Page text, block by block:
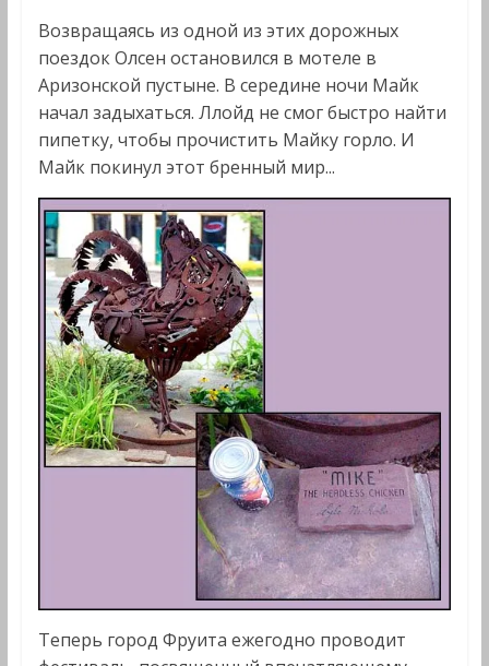
Возвращаясь из одной из этих дорожных
поездок Олсен остановился в мотеле в
Аризонской пустыне. В середине ночи Майк
начал задыхаться. Ллойд не смог быстро найти
пипетку, чтобы прочистить Майку горло. И
Майк покинул этот бренный мир...
Теперь город Фруита ежегодно проводит